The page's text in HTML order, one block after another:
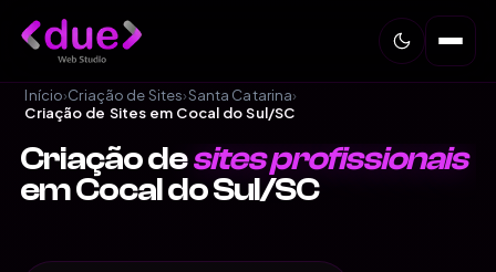
Início›Criação de Sites›Santa Catarina›
Criação de Sites em Cocal do Sul/SC
Criação desites profissionais
em Cocal do Sul/SC